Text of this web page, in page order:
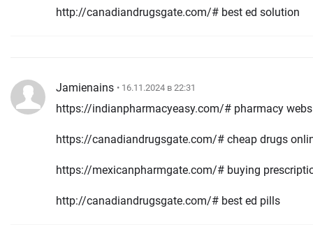
http://canadiandrugsgate.com/# best ed solution
Jamienains • 16.11.2024 в 22:31
https://indianpharmacyeasy.com/# pharmacy
https://canadiandrugsgate.com/# cheap drugs
https://mexicanpharmgate.com/# buying
http://canadiandrugsgate.com/# best ed pills